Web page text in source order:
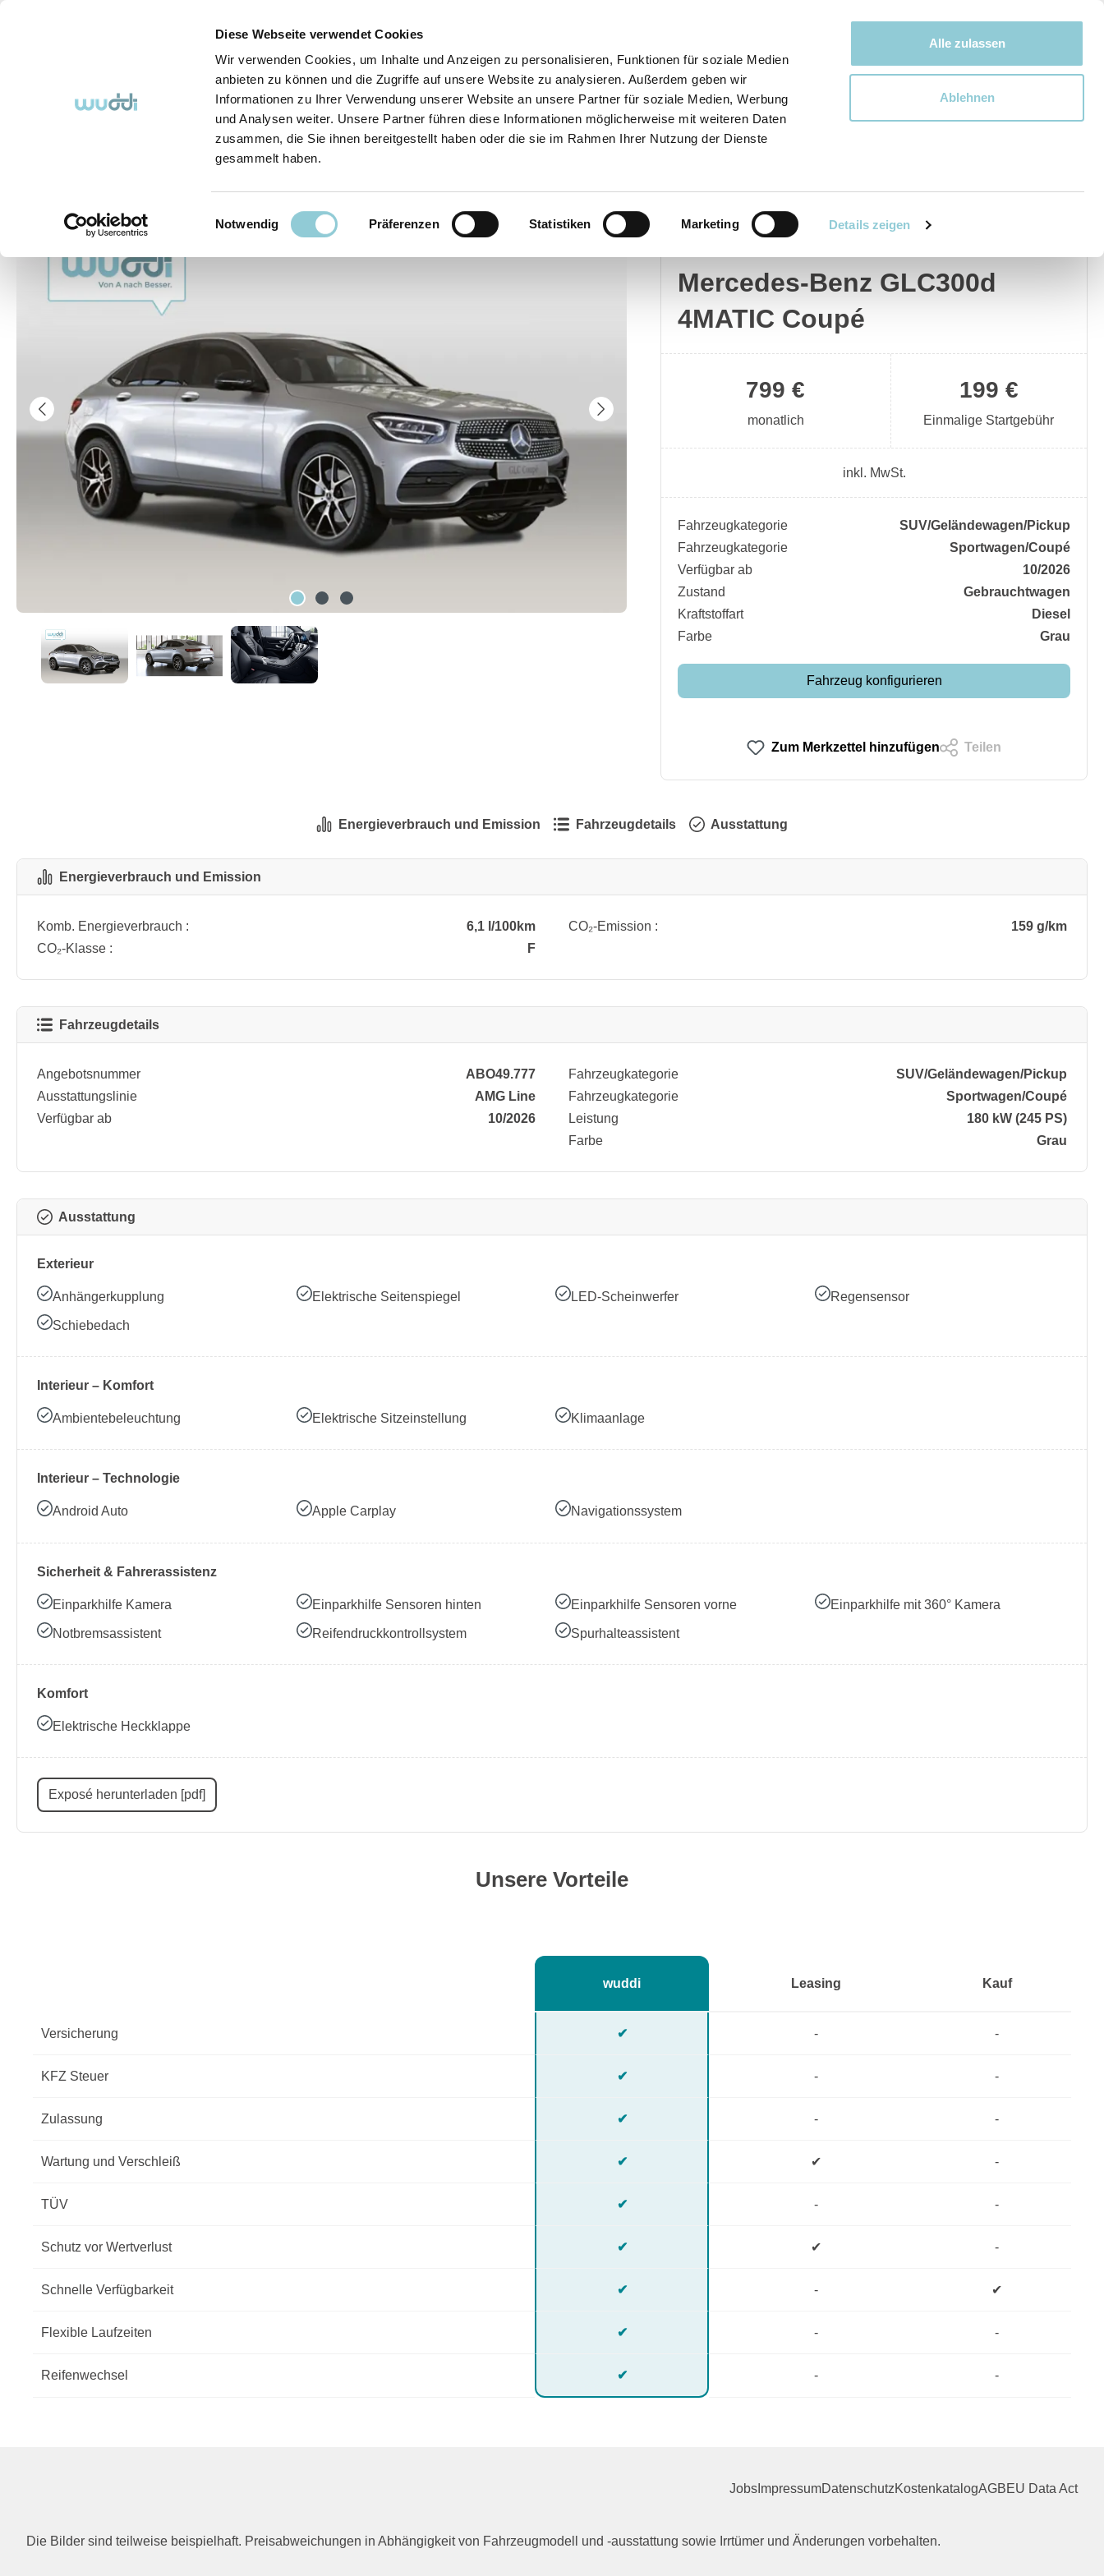
Diese Webseite verwendet Cookies
Wir verwenden Cookies, um Inhalte und Anzeigen zu personalisieren, Funktionen für soziale Medien
anbieten zu können und die Zugriffe auf unsere Website zu analysieren. Außerdem geben wir
Informationen zu Ihrer Verwendung unserer Website an unsere Partner für soziale Medien, Werbung
und Analysen weiter. Unsere Partner führen diese Informationen möglicherweise mit weiteren Daten
zusammen, die Sie ihnen bereitgestellt haben oder die sie im Rahmen Ihrer Nutzung der Dienste
gesammelt haben.
Einwilligungsauswahl
Notwendig Präferenzen Statistiken Marketing Details zeigen
Alle zulassen
Ablehnen
Bewegen bewegt uns!
Abo-Fahrzeuge So funktioniert's (FAQ) Über Uns Kontakt
Bildergalerie überspringen
Mercedes-Benz
Mercedes-Benz GLC300d
4MATIC Coupé
199 €
Einmalige Startgebühr
799 €
monatlich
inkl. MwSt.
Fahrzeugkategorie
SUV/​Geländewagen/​Pickup
Fahrzeugkategorie
Sportwagen/​Coupé
Verfügbar ab
10/2026
Zustand
Gebrauchtwagen
Kraftstoffart
Diesel
Farbe
Grau
Fahrzeug konfigurieren
Zum Merkzettel hinzufügen Teilen
Energieverbrauch und Emission Fahrzeugdetails Ausstattung
Energieverbrauch und Emission
Komb. Energieverbrauch : 6,1 l/100km CO₂-Emission :
159 g/km
CO₂-Klasse :
F
Fahrzeugdetails
Angebotsnummer
ABO49.777
Ausstattungslinie
AMG Line
Verfügbar ab
10/2026
Fahrzeugkategorie
SUV/​Geländewagen/​Pickup
Fahrzeugkategorie
Sportwagen/​Coupé
Leistung
180 kW (245 PS)
Farbe
Grau
Ausstattung
Exterieur
Anhängerkupplung Elektrische Seitenspiegel LED-Scheinwerfer Regensensor
Schiebedach
Interieur – Komfort
Ambientebeleuchtung Elektrische Sitzeinstellung Klimaanlage
Interieur – Technologie
Android Auto Apple Carplay Navigationssystem
Sicherheit & Fahrerassistenz
Einparkhilfe Kamera Einparkhilfe Sensoren hinten Einparkhilfe Sensoren vorne Einparkhilfe mit 360° Kamera
Notbremsassistent Reifendruckkontrollsystem Spurhalteassistent
Komfort
Elektrische Heckklappe
Exposé herunterladen [pdf]
Unsere Vorteile
wuddi Leasing Kauf
Versicherung ✔ - -
KFZ Steuer ✔ - -
Zulassung ✔ - -
Wartung und Verschleiß ✔ ✔ -
TÜV ✔ - -
Schutz vor Wertverlust ✔ ✔ -
Schnelle Verfügbarkeit ✔ - ✔
Flexible Laufzeiten ✔ - -
Reifenwechsel ✔ - -
Jobs ImpressumDatenschutzKostenkatalogAGBEU Data Act
Die Bilder sind teilweise beispielhaft. Preisabweichungen in Abhängigkeit von Fahrzeugmodell und -ausstattung sowie Irrtümer und Änderungen vorbehalten.